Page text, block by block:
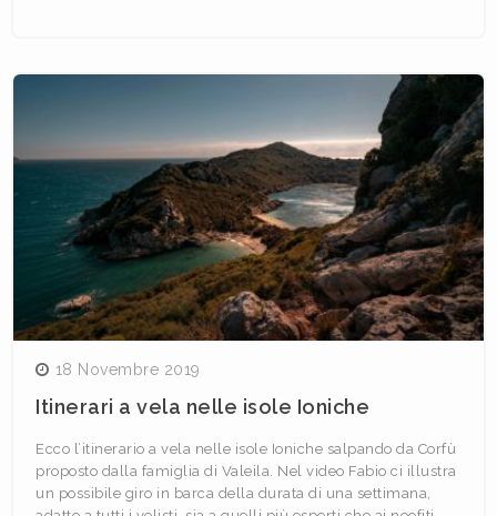
18 Novembre 2019
Itinerari a vela nelle isole Ioniche
Ecco l’itinerario a vela nelle isole Ioniche salpando da Corfù
proposto dalla famiglia di Valeila. Nel video Fabio ci illustra
un possibile giro in barca della durata di una settimana,